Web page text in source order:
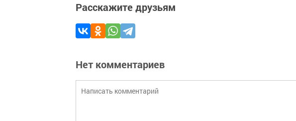
Расскажите друзьям
Нет комментариев